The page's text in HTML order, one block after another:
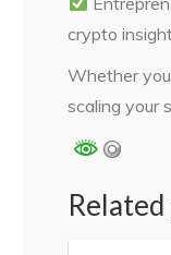
crypto
Whether
scaling your
Related